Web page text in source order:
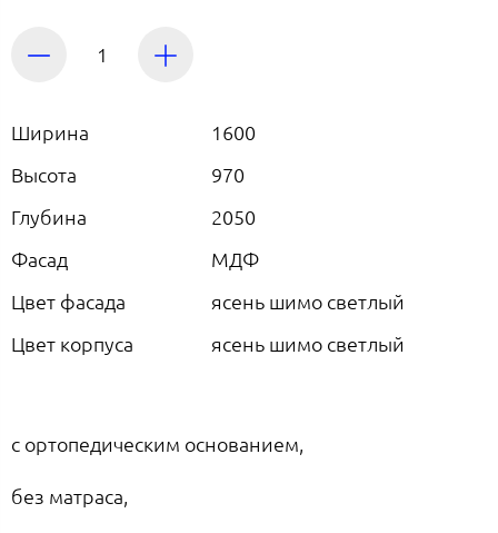
Ширина
1600
Высота
970
Глубина
2050
Фасад
МДФ
Цвет фасада
ясень шимо светлый
Цвет корпуса
ясень шимо светлый
с ортопедическим основанием,
без матраса,